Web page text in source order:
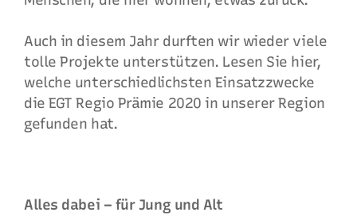
Auch in diesem Jahr durften wir wieder viele
tolle Projekte unterstützen. Lesen Sie hier,
welche unterschiedlichsten Einsatzzwecke
die EGT Regio Prämie 2020 in unserer Region
gefunden hat.
Alles dabei – für Jung und Alt